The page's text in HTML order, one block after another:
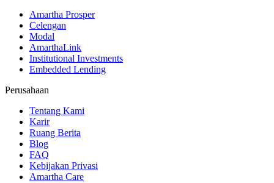
Amartha Prosper
Celengan
Modal
AmarthaLink
Institutional Investments
Embedded Lending
Perusahaan
Tentang Kami
Karir
Ruang Berita
Blog
FAQ
Kebijakan Privasi
Amartha Care